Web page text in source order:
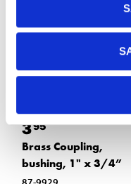
395
Brass Coupling,
bushing, 1" x 3/4”